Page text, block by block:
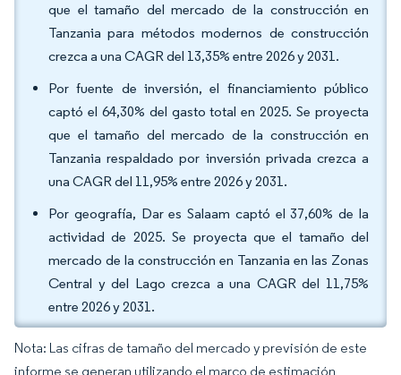
que el tamaño del mercado de la construcción en
Tanzania para métodos modernos de construcción
crezca a una CAGR del 13,35% entre 2026 y 2031.
Por fuente de inversión, el financiamiento público
captó el 64,30% del gasto total en 2025. Se proyecta
que el tamaño del mercado de la construcción en
Tanzania respaldado por inversión privada crezca a
una CAGR del 11,95% entre 2026 y 2031.
Por geografía, Dar es Salaam captó el 37,60% de la
actividad de 2025. Se proyecta que el tamaño del
mercado de la construcción en Tanzania en las Zonas
Central y del Lago crezca a una CAGR del 11,75%
entre 2026 y 2031.
Nota: Las cifras de tamaño del mercado y previsión de este
informe se generan utilizando el marco de estimación